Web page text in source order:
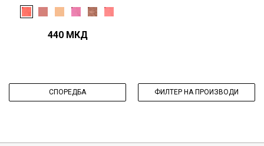
440 МКД
СПОРЕДБА ФИЛТЕР НА ПРОИЗВОДИ